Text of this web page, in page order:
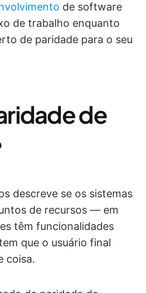
de software
de trabalho enquanto
de paridade para o seu
de
descreve se os sistemas
de recursos — em
têm funcionalidades
que o usuário final
coisa.